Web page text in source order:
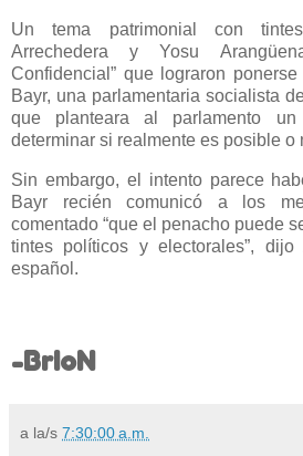
Un tema patrimonial con
Arrechedera y Yosu
Confidencial” que lograron
Bayr, una parlamentaria socialista
que planteara al parlamento
determinar si realmente es posible o
Sin embargo, el intento parece
Bayr recién comunicó a los
comentado “que el penacho puede
tintes políticos y electorales”,
español.
-BrIoN
a la/s 7:30:00 a.m.